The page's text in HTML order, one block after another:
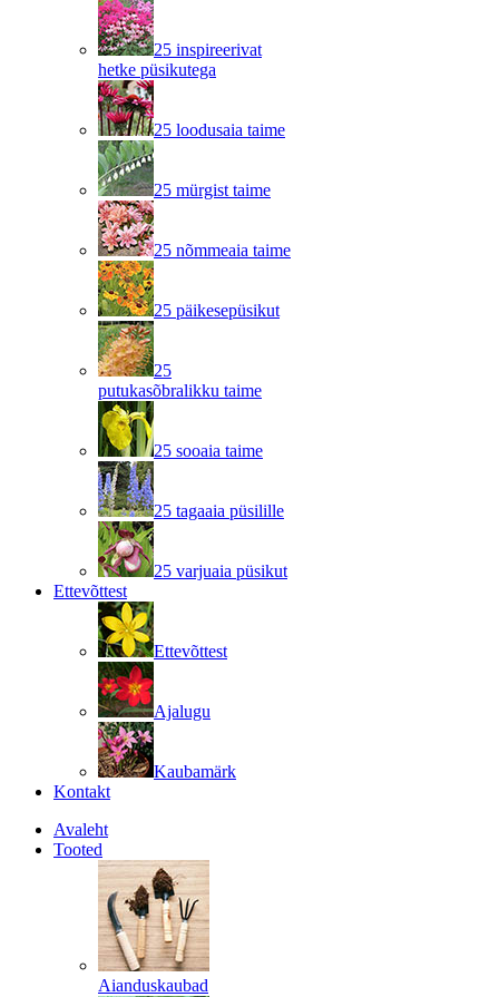
25 inspireerivat
hetke püsikutega
25 loodusaia taime
25 mürgist taime
25 nõmmeaia taime
25 päikesepüsikut
25
putukasõbralikku taime
25 sooaia taime
25 tagaaia püsilille
25 varjuaia püsikut
Ettevõttest
Ettevõttest
Ajalugu
Kaubamärk
Kontakt
Avaleht
Tooted
Aianduskaubad